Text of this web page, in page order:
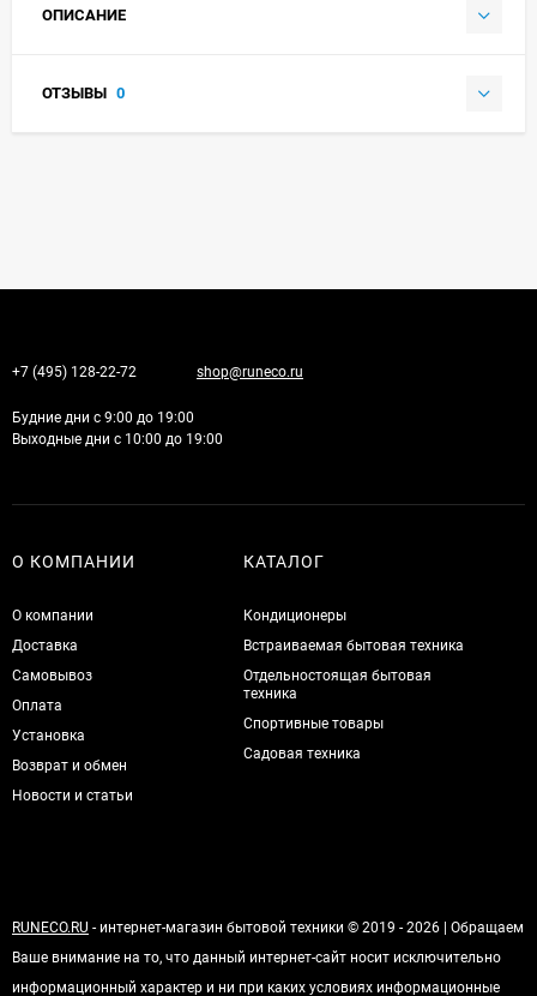
ОПИСАНИЕ
ОТЗЫВЫ 0
+7 (495) 128-22-72 shop@runeco.ru
Будние дни с 9:00 до 19:00
Выходные дни с 10:00 до 19:00
О КОМПАНИИ
О компании
Доставка
Самовывоз
Оплата
Установка
Возврат и обмен
Новости и статьи
КАТАЛОГ
Кондиционеры
Встраиваемая бытовая техника
Отдельностоящая бытовая
техника
Спортивные товары
Садовая техника
RUNECO.RU - интернет-магазин бытовой техники © 2019 - 2026 | Обращаем
Ваше внимание на то, что данный интернет-сайт носит исключительно
информационный характер и ни при каких условиях информационные